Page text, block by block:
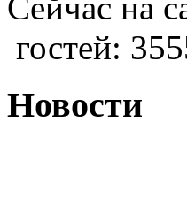
Сейчас на
гостей:
Новости